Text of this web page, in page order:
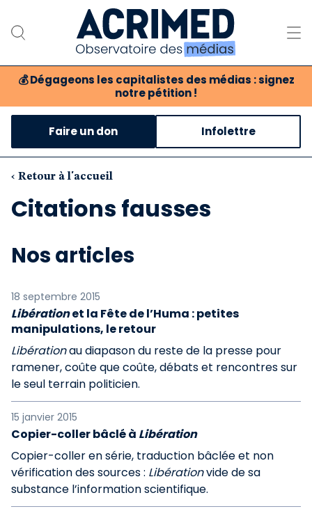
💰 Dégageons les capitalistes des médias : signez
notre pétition !
Notre association
Notre critique des médias
Nos propositions
Notre revue
Boutique
Faire un don Infolettre
‹ Retour à l'accueil
Citations fausses
Nos articles
18 septembre 2015
Libérationet la Fête de l’Huma : petites
manipulations, le retour
Libérationau diapason du reste de la presse pour
ramener, coûte que coûte, débats et rencontres sur
le seul terrain politicien.
15 janvier 2015
Copier-coller bâclé à Libération
Copier-coller en série, traduction bâclée et non
vérification des sources : Libérationvide de sa
substance l’information scientifique.